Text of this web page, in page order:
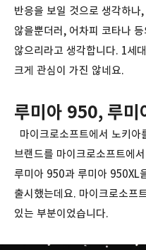
반응을 보일 것으로 생각하
않을뿐더러, 어차피 코타나
않으리라고 생각합니다. 1세
크게 관심이 가진 않네요.
루미아 950, 루
마이크로소프트에서 노키
브랜드를 마이크로소프트에
루미아 950과 루미아 950XL
출시했는데요. 마이크로소프
있는 부분이었습니다.